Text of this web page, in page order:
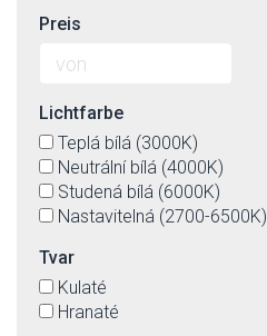
Preis
Lichtfarbe
Teplá bílá (3000K)
Neutrální bílá (4000K)
Studená bílá (6000K)
Nastavitelná (2700-6500K)
Tvar
Kulaté
Hranaté